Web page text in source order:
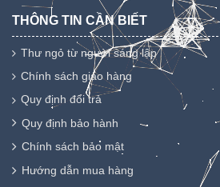
THÔNG TIN CẦN BIẾT
Thư ngỏ từ người sáng lập
Chính sách giao hàng
Quy định đổi trả
Quy định bảo hành
Chính sách bảo mật
Hướng dẫn mua hàng